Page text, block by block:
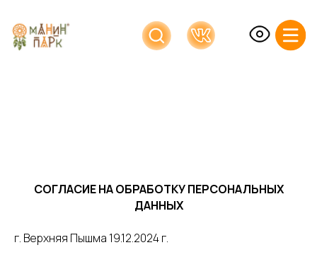
СОГЛАСИЕ НА ОБРАБОТКУ ПЕРСОНАЛЬНЫХ
ДАННЫХ
г. Верхняя Пышма 19.12.2024 г.